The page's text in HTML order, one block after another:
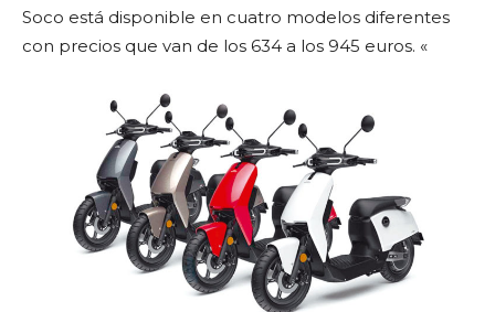
Soco está disponible en cuatro modelos diferentes
con precios que van de los 634 a los 945 euros. «